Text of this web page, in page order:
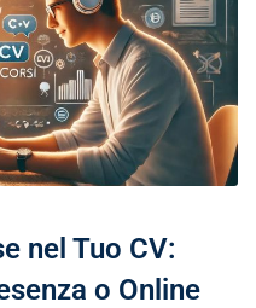
nel Tuo CV:
o Online